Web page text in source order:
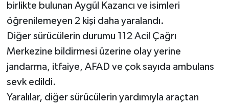
birlikte bulunan Aygül Kazancı ve isimleri
öğrenilemeyen 2 kişi daha yaralandı.
Diğer sürücülerin durumu 112 Acil Çağrı
Merkezine bildirmesi üzerine olay yerine
jandarma, itfaiye, AFAD ve çok sayıda ambulans
sevk edildi.
Yaralılar, diğer sürücülerin yardımıyla araçtan